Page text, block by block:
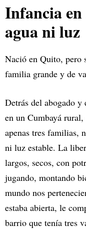
Infancia
agua ni luz
Nació en Quito, pero
familia grande y de
Detrás del abogado
en un Cumbayá
apenas tres familias,
ni luz estable. La
largos, secos, con
jugando, montando
mundo nos
estaba abierta, le
barrio que tenía tres